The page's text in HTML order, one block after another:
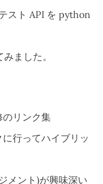
スト API を python
ました。
のリンク集
行ってハイブリッ
メント)が興味深い